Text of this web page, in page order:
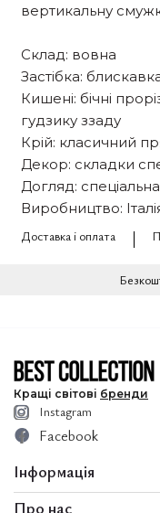
вертикальну
Склад: вовна
Застібка:
Кишені: бічні
гудзику ззаду
Крій: класичний
Декор: складки
Догляд:
Виробництво:
Доставка і оплата
Кращі світові бренди
Про нас
Інформація
Instagram
Facebook